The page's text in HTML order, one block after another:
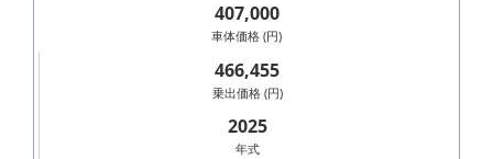
407,000
車体価格 (円)
466,455
乗出価格 (円)
2025
年式